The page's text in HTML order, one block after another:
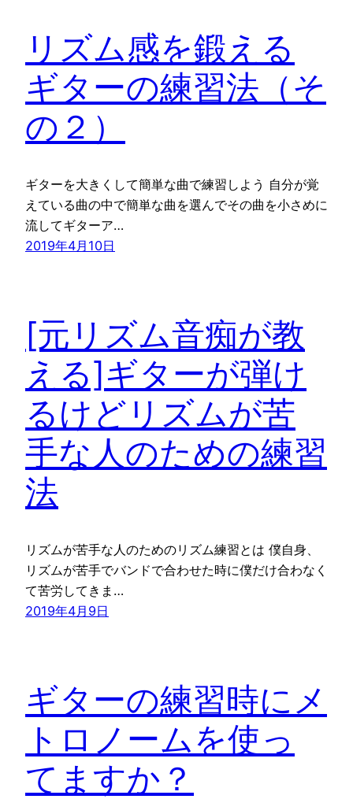
リズム感を鍛える
ギターの練習法（そ
の２）
ギターを大きくして簡単な曲で練習しよう 自分が覚
えている曲の中で簡単な曲を選んでその曲を小さめに
流してギターア…
2019年4月10日
[元リズム音痴が教
える]ギターが弾け
るけどリズムが苦
手な人のための練習
法
リズムが苦手な人のためのリズム練習とは 僕自身、
リズムが苦手でバンドで合わせた時に僕だけ合わなく
て苦労してきま…
2019年4月9日
ギターの練習時にメ
トロノームを使っ
てますか？